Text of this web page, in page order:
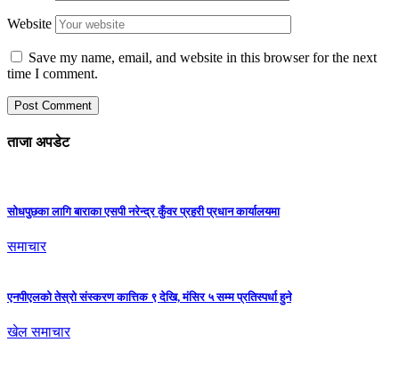
Website
Save my name, email, and website in this browser for the next
time I comment.
ताजा अपडेट
सोधपुछका लागि बाराका एसपी नरेन्द्र कुँवर प्रहरी प्रधान कार्यालयमा
समाचार
एनपीएलको तेस्रो संस्करण कात्तिक ९ देखि, मंसिर ५ सम्म प्रतिस्पर्धा हुने
खेल समाचार